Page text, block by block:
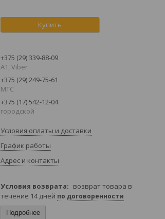
Купить
+375 (29) 339-88-09
A1, Viber
+375 (29) 249-75-61
МТС
+375 (17) 542-12-04
городской
Условия оплаты и доставки
График работы
Адрес и контакты
возврат товара в
течение 14 дней по договоренности
Подробнее